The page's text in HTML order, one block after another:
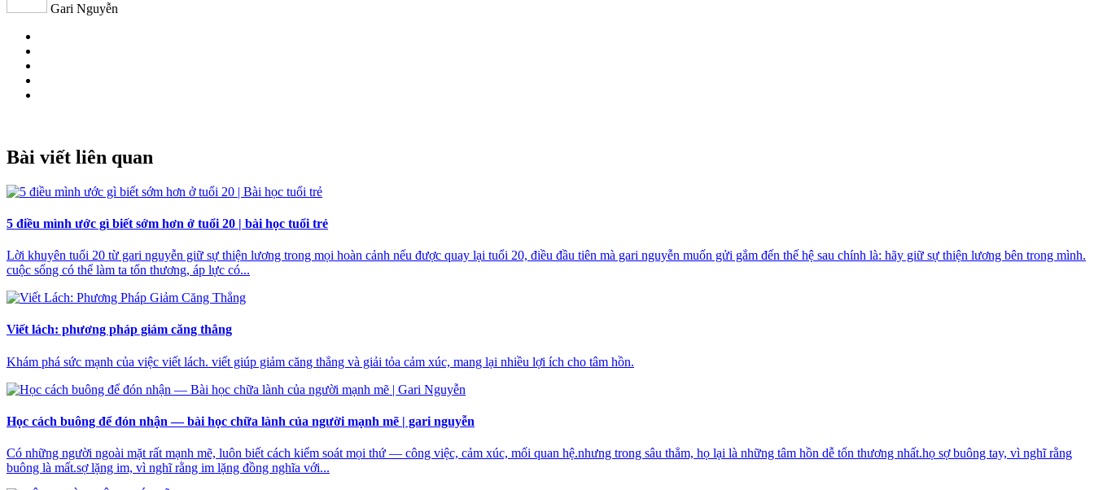
Gari Nguyễn
Bài viết liên quan
5 điều mình ước gì biết sớm hơn ở tuổi 20 | bài học tuổi trẻ
Lời khuyên tuổi 20 từ gari nguyễn giữ sự thiện lương trong mọi hoàn cảnh nếu được quay lại tuổi 20, điều đầu tiên mà gari nguyễn muốn gửi gắm đến thế hệ sau chính là: hãy giữ sự thiện lương bên trong mình.
cuộc sống có thể làm ta tổn thương, áp lực có...
Viết lách: phương pháp giảm căng thẳng
Khám phá sức mạnh của việc viết lách. viết giúp giảm căng thẳng và giải tỏa cảm xúc, mang lại nhiều lợi ích cho tâm hồn.
Học cách buông để đón nhận — bài học chữa lành của người mạnh mẽ | gari nguyễn
Có những người ngoài mặt rất mạnh mẽ, luôn biết cách kiểm soát mọi thứ — công việc, cảm xúc, mối quan hệ.nhưng trong sâu thẳm, họ lại là những tâm hồn dễ tổn thương nhất.họ sợ buông tay, vì nghĩ rằng
buông là mất.sợ lặng im, vì nghĩ rằng im lặng đồng nghĩa với...